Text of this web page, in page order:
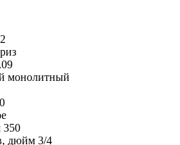
2
монолитный
350
дюйм 3/4